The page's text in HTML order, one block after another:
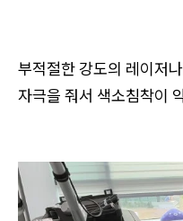
부적절한 강도의 레이저
자극을 줘서 색소침착이